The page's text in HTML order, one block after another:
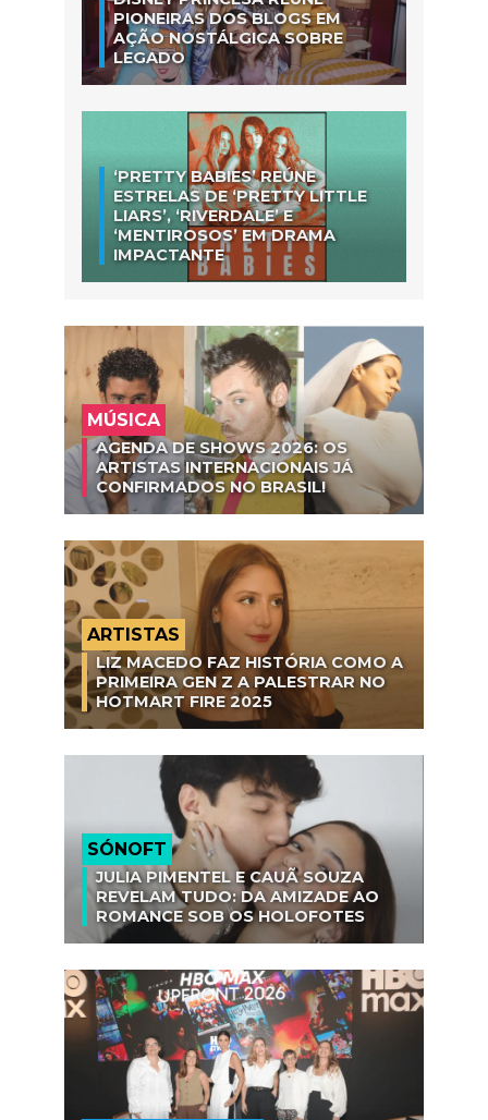
PIONEIRAS DOS BLOGS EM
AÇÃO NOSTÁLGICA SOBRE
LEGADO
‘PRETTY BABIES’ REÚNE
ESTRELAS DE ‘PRETTY LITTLE
LIARS’, ‘RIVERDALE’ E
‘MENTIROSOS’ EM DRAMA
IMPACTANTE
MÚSICA
AGENDA DE SHOWS 2026: OS
ARTISTAS INTERNACIONAIS JÁ
CONFIRMADOS NO BRASIL!
ARTISTAS
LIZ MACEDO FAZ HISTÓRIA COMO A
PRIMEIRA GEN Z A PALESTRAR NO
HOTMART FIRE 2025
SÓNOFT
JULIA PIMENTEL E CAUÃ SOUZA
REVELAM TUDO: DA AMIZADE AO
ROMANCE SOB OS HOLOFOTES